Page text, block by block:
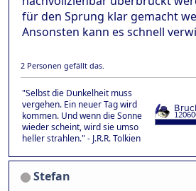
für den Sprung klar gemacht
Ansonsten kann es schnell
2 Personen gefällt das.
"Selbst die Dunkelheit muss
vergehen. Ein neuer Tag wird
kommen. Und wenn die Sonne
wieder scheint, wird sie umso
heller strahlen." - J.R.R. Tolkien
Stefan